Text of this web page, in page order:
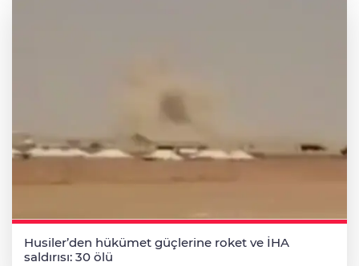
Husiler’den hükümet güçlerine roket ve İHA
saldırısı: 30 ölü